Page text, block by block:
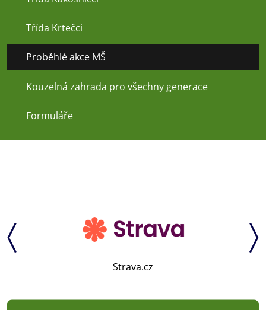
Třída Krtečci
Proběhlé akce MŠ
Kouzelná zahrada pro všechny generace
Formuláře
Strava.cz